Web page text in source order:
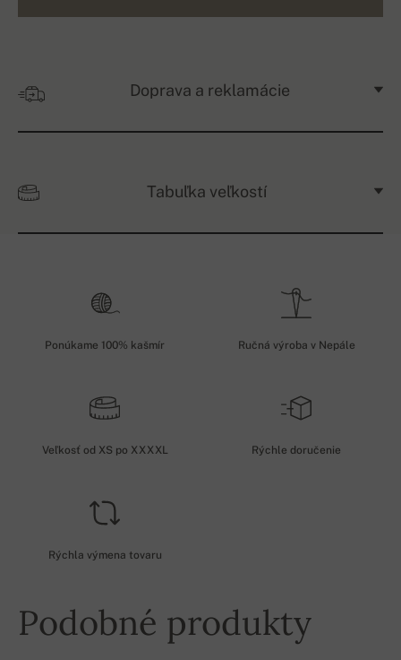
Doprava a reklamácie
Tabuľka veľkostí
Ponúkame 100% kašmír Ručná výroba v Nepále
Veľkosť od XS po XXXXL Rýchle doručenie
Rýchla výmena tovaru
Podobné produkty